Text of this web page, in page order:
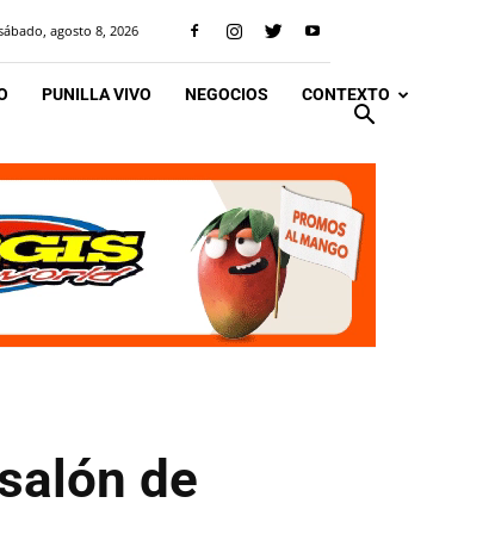
agosto 8, 2026
PUNILLA VIVO NEGOCIOS CONTEXTO
de